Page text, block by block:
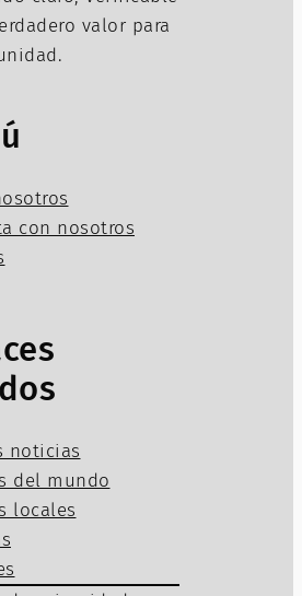
valor para
con nosotros
noticias
del mundo
locales